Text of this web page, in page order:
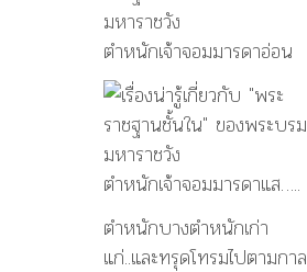
ตำหนักเจ้าจอมมารดาอ่อน
ตำหนักเจ้าจอมมารดาแส…..
ตำหนักบางตำหนักเก่า
แก่..และทรุดโทรมไปตามกาล